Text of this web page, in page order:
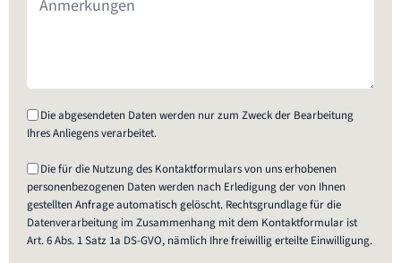
Die abgesendeten Daten werden nur zum Zweck der Bearbeitung
Ihres Anliegens verarbeitet.
Die für die Nutzung des Kontaktformulars von uns erhobenen
personenbezogenen Daten werden nach Erledigung der von Ihnen
gestellten Anfrage automatisch gelöscht. Rechtsgrundlage für die
Datenverarbeitung im Zusammenhang mit dem Kontaktformular ist
Art. 6 Abs. 1 Satz 1a DS-GVO, nämlich Ihre freiwillig erteilte Einwilligung.